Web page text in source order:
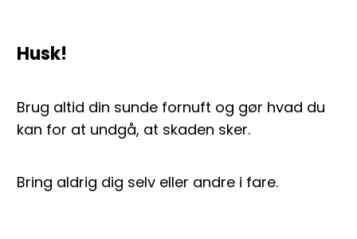
Husk!
Brug altid din sunde fornuft og gør hvad du
kan for at undgå, at skaden sker.
Bring aldrig dig selv eller andre i fare.